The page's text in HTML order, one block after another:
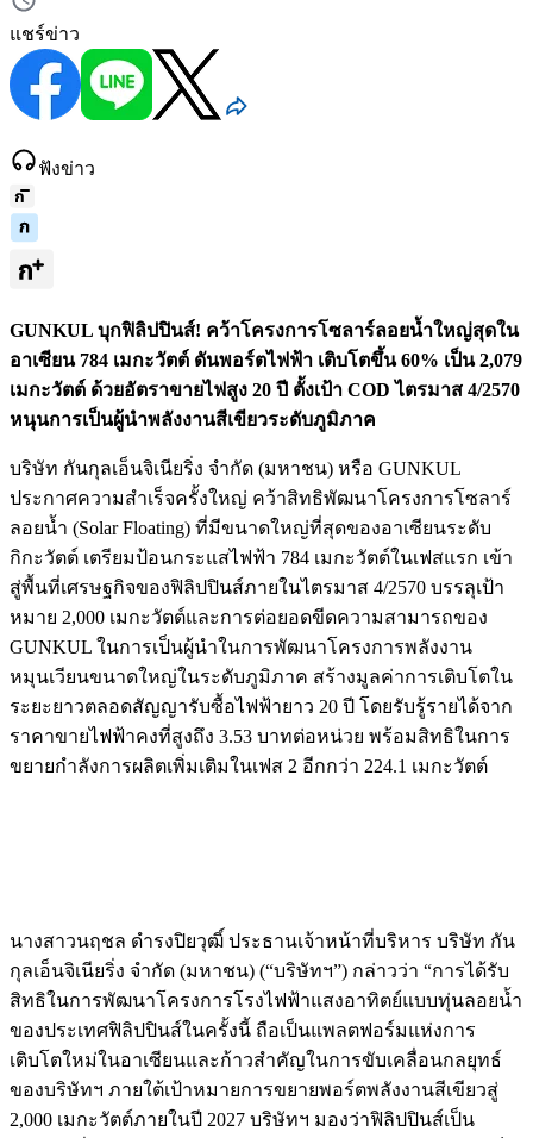
แชร์ข่าว
ฟังข่าว
GUNKUL บุกฟิลิปปินส์! คว้าโครงการโซลาร์ลอยน้ำใหญ่สุดใน
อาเซียน 784 เมกะวัตต์ ดันพอร์ตไฟฟ้า เติบโตขึ้น 60% เป็น 2,079
เมกะวัตต์ ด้วยอัตราขายไฟสูง 20 ปี ตั้งเป้า COD ไตรมาส 4/2570
หนุนการเป็นผู้นำพลังงานสีเขียวระดับภูมิภาค
บริษัท กันกุลเอ็นจิเนียริ่ง จำกัด (มหาชน) หรือ GUNKUL
ประกาศความสำเร็จครั้งใหญ่ คว้าสิทธิพัฒนาโครงการโซลาร์
ลอยน้ำ (Solar Floating) ที่มีขนาดใหญ่ที่สุดของอาเซียนระดับ
กิกะวัตต์ เตรียมป้อนกระแสไฟฟ้า 784 เมกะวัตต์ในเฟสแรก เข้า
สู่พื้นที่เศรษฐกิจของฟิลิปปินส์ภายในไตรมาส 4/2570 บรรลุเป้า
หมาย 2,000 เมกะวัตต์และการต่อยอดขีดความสามารถของ
GUNKUL ในการเป็นผู้นำในการพัฒนาโครงการพลังงาน
หมุนเวียนขนาดใหญ่ในระดับภูมิภาค สร้างมูลค่าการเติบโตใน
ระยะยาวตลอดสัญญารับซื้อไฟฟ้ายาว 20 ปี โดยรับรู้รายได้จาก
ราคาขายไฟฟ้าคงที่สูงถึง 3.53 บาทต่อหน่วย พร้อมสิทธิในการ
ขยายกำลังการผลิตเพิ่มเติมในเฟส 2 อีกกว่า 224.1 เมกะวัตต์
นางสาวนฤชล ดำรงปิยวุฒิ์ ประธานเจ้าหน้าที่บริหาร บริษัท กัน
กุลเอ็นจิเนียริ่ง จำกัด (มหาชน) (“บริษัทฯ”) กล่าวว่า “การได้รับ
สิทธิในการพัฒนาโครงการโรงไฟฟ้าแสงอาทิตย์แบบทุ่นลอยน้ำ
ของประเทศฟิลิปปินส์ในครั้งนี้ ถือเป็นแพลตฟอร์มแห่งการ
เติบโตใหม่ในอาเซียนและก้าวสำคัญในการขับเคลื่อนกลยุทธ์
ของบริษัทฯ ภายใต้เป้าหมายการขยายพอร์ตพลังงานสีเขียวสู่
2,000 เมกะวัตต์ภายในปี 2027 บริษัทฯ มองว่าฟิลิปปินส์เป็น